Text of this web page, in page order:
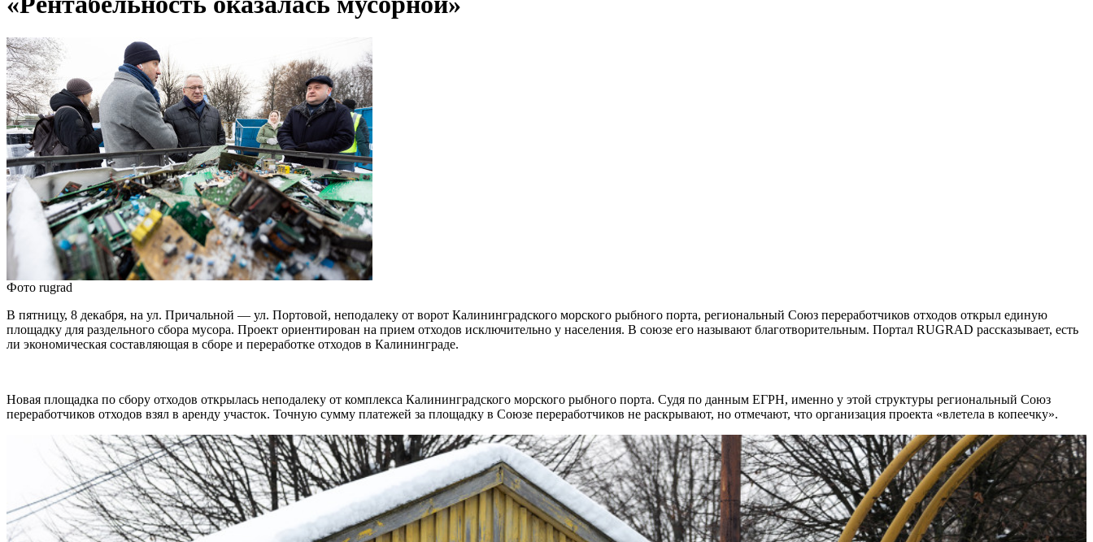
Фото rugrad
В пятницу, 8 декабря, на ул. Причальной — ул. Портовой, неподалеку от ворот Калининградского морского рыбного порта, региональный Союз переработчиков отходов открыл единую
площадку для раздельного сбора мусора. Проект ориентирован на прием отходов исключительно у населения. В союзе его называют благотворительным. Портал RUGRAD рассказывает, есть
ли экономическая составляющая в сборе и переработке отходов в Калининграде.
Новая площадка по сбору отходов открылась неподалеку от комплекса Калининградского морского рыбного порта. Судя по данным ЕГРН, именно у этой структуры региональный Союз
переработчиков отходов взял в аренду участок. Точную сумму платежей за площадку в Союзе переработчиков не раскрывают, но отмечают, что организация проекта «влетела в копеечку».